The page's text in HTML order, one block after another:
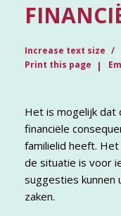
Increase text size
Print this page
Het is mogelijk dat
financiële
familielid heeft.
de situatie is voor
suggesties kunnen
zaken.